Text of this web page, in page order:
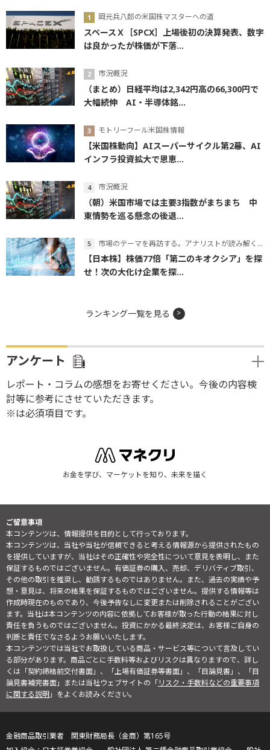
岡元兵八郎の米国株マスターへの道
スペースＸ［SPCX］上場後初の決算発表、数字
は良かったが株価が下落...
市況概況
（まとめ）日経平均は2,342円高の66,300円で
大幅続伸 AI・半導体銘...
モトリーフール米国株情報
【米国株動向】AIスーパーサイクル第2幕、AI
インフラ投資拡大で恩恵...
市況概況
（朝）米国市場では主要3指数がまちまち 中
東情勢を巡る懸念の後退...
市場のテーマを再訪する。アナリストが読み解くテーマの本質
【日本株】株価77倍「第二のキオクシア」を探
せ！次の大化け企業を探...
ランキング一覧を見る
アンケート
レポート・コラムの感想をお寄せください。今後の内容検
討等に参考にさせていただきます。
※は必須項目です。
お金を学び、マーケットを知り、未来を描く
ご留意事項
本コンテンツは、情報提供を目的として行っております。
本コンテンツは、当社や当社が信頼できると考える情報源から提供されたもの
を提供していますが、当社はその正確性や完全性について意見を表明し、また
保証するものではございません。有価証券の購入、売却、デリバティブ取引、
その他の取引を推奨し、勧誘するものではありません。また、過去の実績や予
想・意見は、将来の結果を保証するものではございません。提供する情報等は
作成時現在のものであり、今後予告なしに変更または削除されることがござい
ます。当社は本コンテンツの内容に依拠してお客様が取った行動の結果に対し
責任を負うものではございません。投資にかかる最終決定は、お客様ご自身の
判断と責任でなさるようお願いいたします。
本コンテンツでは当社でお取扱している商品・サービス等について言及してい
る部分があります。商品ごとに手数料等およびリスクは異なりますので、詳し
くは「契約締結前交付書面」、「上場有価証券等書面」、「目論見書」、「目
論見書補完書面」または当社ウェブサイトの「リスク・手数料などの重要事項
に関する説明」をよくお読みください。
金融商品取引業者 関東財務局長（金商）第165号